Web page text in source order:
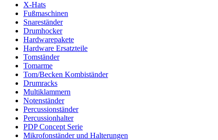
X-Hats
Fußmaschinen
Snareständer
Drumhocker
Hardwarepakete
Hardware Ersatzteile
Tomständer
Tomarme
Tom/Becken Kombiständer
Drumracks
Multiklammern
Notenständer
Percussionständer
Percussionhalter
PDP Concept Serie
Mikrofonständer und Halterungen